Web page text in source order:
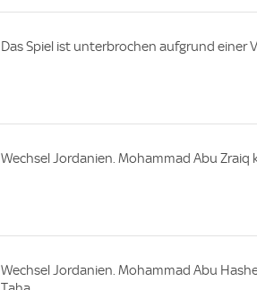
Das Spiel ist unterbrochen aufgrund einer
Wechsel Jordanien. Mohammad Abu Zraiq
Wechsel Jordanien. Mohammad Abu